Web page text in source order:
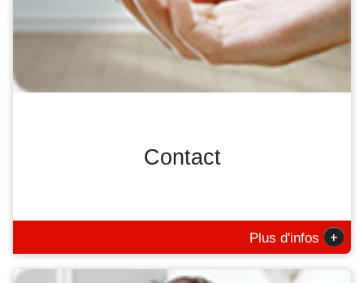
Contact
Plus d'infos +